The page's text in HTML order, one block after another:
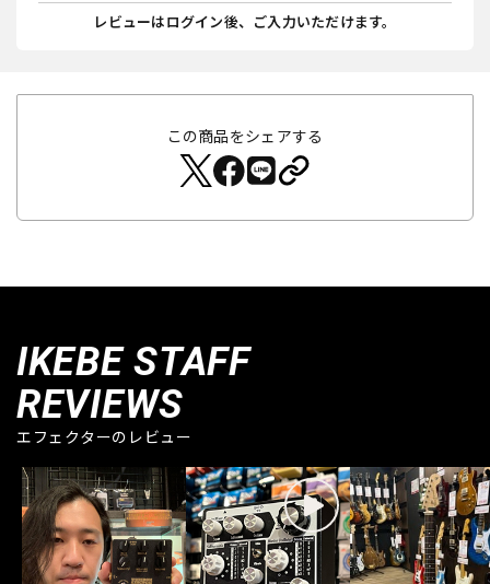
レビューはログイン後、ご入力いただけます。
この商品をシェアする
IKEBE STAFF
REVIEWS
エフェクターのレビュー